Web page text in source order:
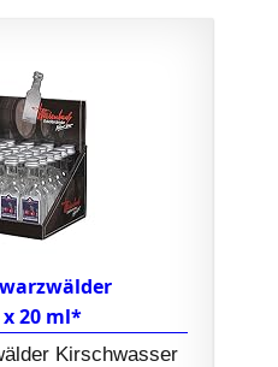
x 20 ml*
Kirschwasser